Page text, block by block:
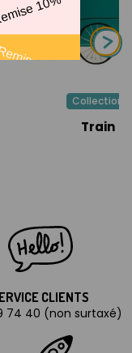
Collection
Train
CLIENTS
74 40 (non surtaxé)